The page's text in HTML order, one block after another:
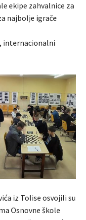
ekipe zahvalnice za
najbolje igrače
internacionalni
iz Tolise osvojili su
Osnovne škole